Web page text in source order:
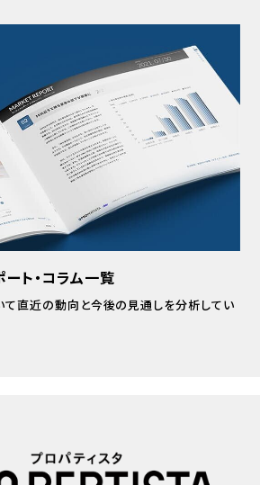
ト・コラム一覧
て直近の動向と今後の見通しを分析してい